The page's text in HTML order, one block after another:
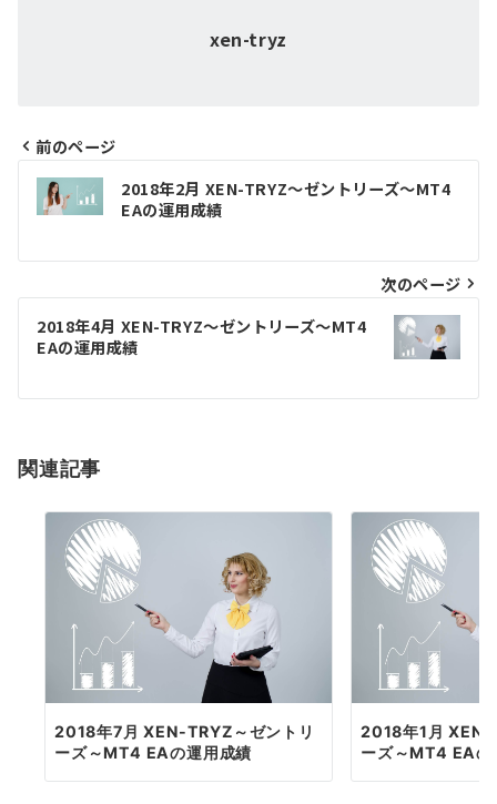
xen-tryz
投
稿
ビ
ゲ
シ
ン
前のページ
2018年2月 XEN-TRYZ～ゼントリーズ～MT4
EAの運用成績
次のページ
2018年4月 XEN-TRYZ～ゼントリーズ～MT4
EAの運用成績
関連記事
2018年7月 XEN-TRYZ～ゼントリ
ーズ～MT4 EAの運用成績
2018年1月 XEN-
ーズ～MT4 EAの